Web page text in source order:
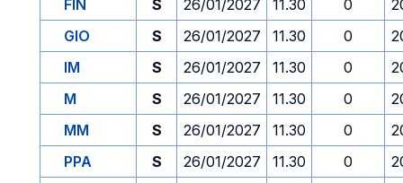
FIN S 26/01/2027 11.30 0
GIO
S 26/01/2027 11.30 0
IM
S 26/01/2027 11.30 0
M
S 26/01/2027 11.30 0
MM
S 26/01/2027 11.30 0
PPA
S 26/01/2027 11.30 0